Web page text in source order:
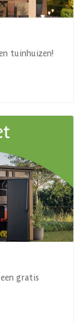
tuinhuizen!
gratis